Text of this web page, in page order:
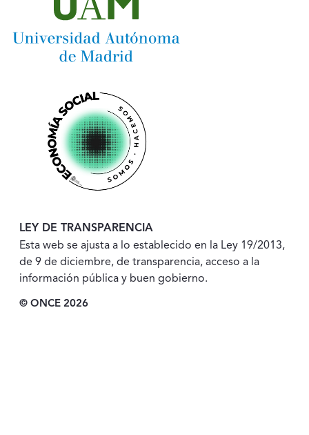
LEY DE TRANSPARENCIA
Esta web se ajusta a lo establecido en la Ley 19/2013,
de 9 de diciembre, de transparencia, acceso a la
información pública y buen gobierno.
© ONCE 2026